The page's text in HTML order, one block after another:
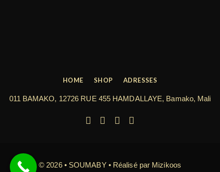
011 BAMAKO, 12726 RUE 455 HAMDALLAYE, Bamako, Mali
HOME SHOP ADRESSES
© 2026 • SOUMABY • Réalisé par Mizikoos